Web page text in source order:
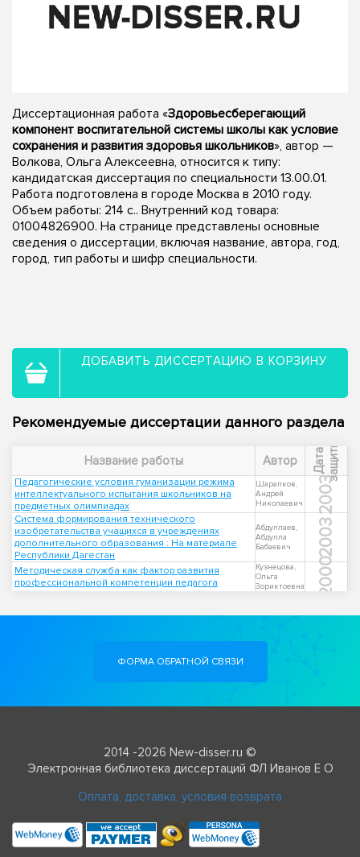
Диссертационная работа «Здоровьесберегающий
компонент воспитательной системы школы как условие
сохранения и развития здоровья школьников», автор —
Волкова, Ольга Алексеевна, относится к типу:
кандидатская диссертация по специальности 13.00.01.
Работа подготовлена в городе Москва в 2010 году.
Объем работы: 214 с.. Внутренний код товара:
01004826900. На странице представлены основные
сведения о диссертации, включая название, автора, год,
город, тип работы и шифр специальности.
ДОБАВИТЬ ДИССЕРТАЦИЮ В КОРЗИНУ
Рекомендуемые диссертации данного раздела
Название работы Автор Д
а
т
а
з
а
щ
и
т ы
Педагогические условия гуманизации режима
интеллектуального испытания школьников на
предметных олимпиадах
Шарапков,
Андрей
Николаевич
2003
Система формирования технического
изобретательства учащихся в учреждениях
дополнительного образования : На материале
Республики Дагестан
Абдуллаев,
Абдулла
Бабаевич
2003
Методическая служба как фактор развития
профессиональной компетенции педагога
Кузнецова,
Ольга
Зориктоевна
2000
ФОРМА ОБРАТНОЙ СВЯЗИ
2014 -2026 New-disser.ru ©
Электронная библиотека диссертаций ФЛ Иванов Е О
Оплата, доставка, условия возврата